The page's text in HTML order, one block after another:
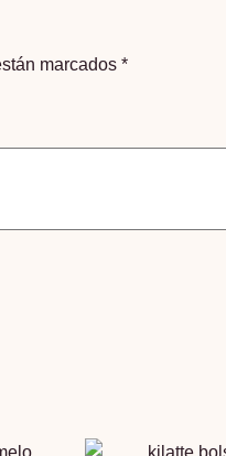
marcados *